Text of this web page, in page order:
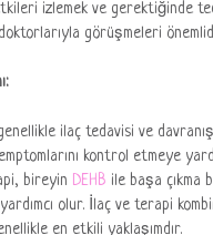
izlemek ve gerektiğinde
görüşmeleri
ilaç tedavisi ve
kontrol etmeye
bireyin DEHB ile başa çıkma
olur. İlaç ve terapi
en etkili yaklaşımdır.